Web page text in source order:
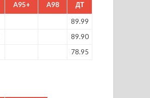
A95+ A98 ДТ
89.99
89.90
78.95